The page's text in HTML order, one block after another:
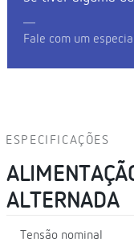
Fale com um
ESPECIFICAÇÕES
ALTERNADA
Tensão nominal